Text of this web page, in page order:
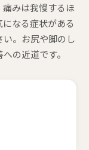
みは我慢するほ
なる症状がある
。お尻や脚のし
の近道です。